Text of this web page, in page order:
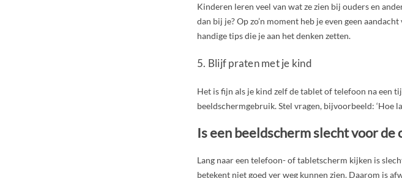
Kinderen leren veel van wat ze zien bij ouders en
dan bij je? Op zo’n moment heb je even geen
handige tips die je aan het denken zetten.
5. Blijf praten met je kind
Het is fijn als je kind zelf de tablet of telefoon na een
beeldschermgebruik. Stel vragen, bijvoorbeeld: ‘Hoe
Is een beeldscherm slecht voor de
Lang naar een telefoon- of tabletscherm kijken is
betekent niet goed ver weg kunnen zien. Daarom is